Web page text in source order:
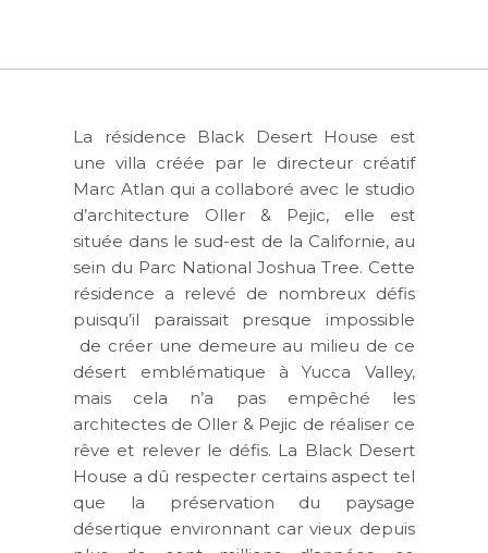
La résidence Black Desert House est
une villa créée par le directeur créatif
Marc Atlan qui a collaboré avec le studio
d’architecture Oller & Pejic, elle est
située dans le sud-est de la Californie, au
sein du Parc National Joshua Tree. Cette
résidence a relevé de nombreux défis
puisqu’il paraissait presque impossible
de créer une demeure au milieu de ce
désert emblématique à Yucca Valley,
mais cela n’a pas empêché les
architectes de Oller & Pejic de réaliser ce
rêve et relever le défis. La Black Desert
House a dû respecter certains aspect tel
que la préservation du paysage
désertique environnant car vieux depuis